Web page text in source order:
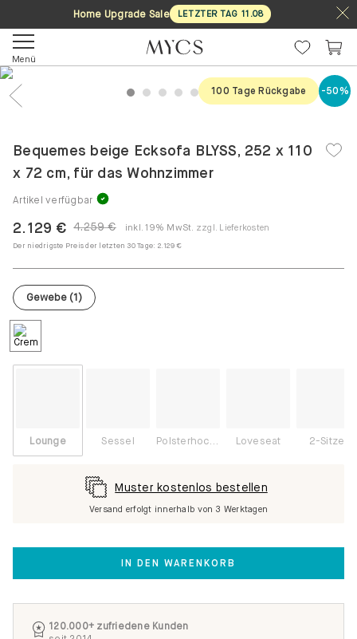
Home Upgrade Sale LETZTER TAG 11 .08
Menü
1 2 3 4 5 6 7
100 Tage Rückgabe -50%
Bequemes beige Ecksofa BLYSS, 252 x 110
x 72 cm, für das Wohnzimmer
Artikel verfügbar
4.259 €
2.129 € inkl. 19% MwSt. zzgl. Lieferkosten
Der niedrigste Preis der letzten 30 Tage: 2.129 €
IN DEN WARENKORB
Gewebe (1)
Lounge Sessel Loveseat 2-Sitzer
Muster kostenlos bestellen
Versand erfolgt innerhalb von 3 Werktagen
120.000+ zufriedene Kunden